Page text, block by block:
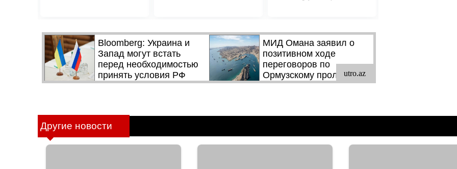
Другие новости